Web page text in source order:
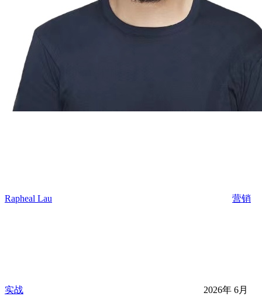
Rapheal Lau 营销
实战 2026年 6月